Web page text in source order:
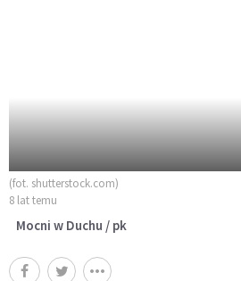
(fot. shutterstock.com)
8 lat temu
Mocni w Duchu / pk